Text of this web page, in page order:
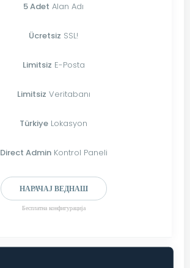
5 Adet Alan Adı
Ücretsiz SSL!
Limitsiz E-Posta
Limitsiz Veritabanı
Türkiye Lokasyon
Direct AdminKontrol Paneli
НАРАЧАЈ ВЕДНАШ
Бесплатна конфигурација